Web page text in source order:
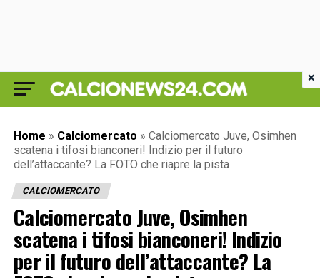
Home » Calciomercato » Calciomercato Juve, Osimhen
scatena i tifosi bianconeri! Indizio per il futuro
dell’attaccante? La FOTO che riapre la pista
CALCIOMERCATO
Calciomercato Juve, Osimhen
scatena i tifosi bianconeri! Indizio
per il futuro dell’attaccante? La
×